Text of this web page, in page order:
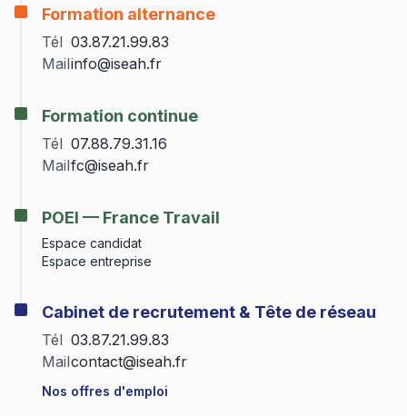
Formation alternance
Tél 03.87.21.99.83
Mailinfo@iseah.fr
Formation continue
Tél 07.88.79.31.16
Mailfc@iseah.fr
POEI — France Travail
Espace candidat
Espace entreprise
Cabinet de recrutement & Tête de réseau
Tél 03.87.21.99.83
Mailcontact@iseah.fr
Nos offres d'emploi